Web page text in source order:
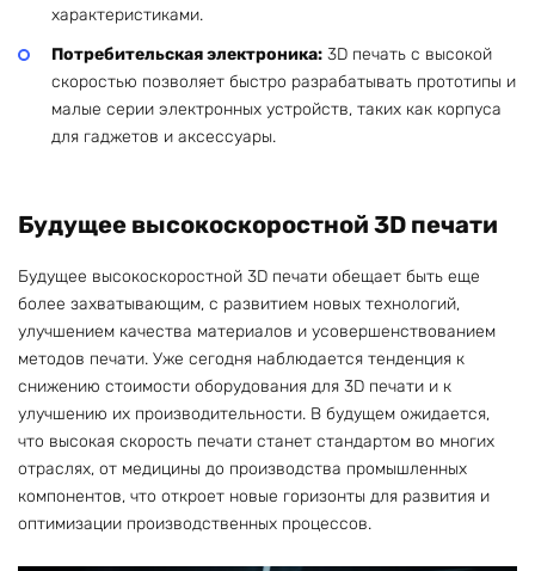
характеристиками.
Потребительская электроника: 3D печать с высокой
скоростью позволяет быстро разрабатывать прототипы и
малые серии электронных устройств, таких как корпуса
для гаджетов и аксессуары.
Будущее высокоскоростной 3D печати
Будущее высокоскоростной 3D печати обещает быть еще
более захватывающим, с развитием новых технологий,
улучшением качества материалов и усовершенствованием
методов печати. Уже сегодня наблюдается тенденция к
снижению стоимости оборудования для 3D печати и к
улучшению их производительности. В будущем ожидается,
что высокая скорость печати станет стандартом во многих
отраслях, от медицины до производства промышленных
компонентов, что откроет новые горизонты для развития и
оптимизации производственных процессов.